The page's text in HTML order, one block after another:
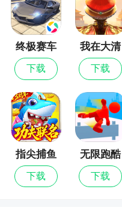
终极赛车
下载
我在大清
当皇帝
下载
指尖捕鱼
百度版
下载
无限跑酷
下载